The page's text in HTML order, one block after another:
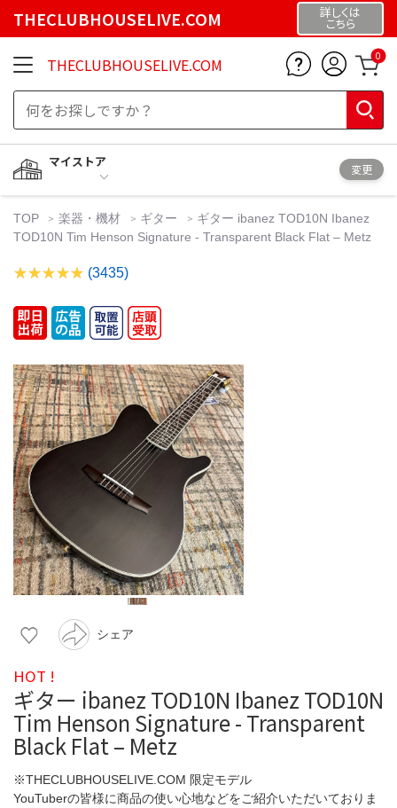
THECLUBHOUSELIVE.COM 詳しくは
こちら
THECLUBHOUSELIVE.COM 0
マイストア
変更
TOP 楽器・機材 ギター
ギター ibanez TOD10N Ibanez
TOD10N Tim Henson Signature - Transparent Black Flat – Metz
(3435)
シェア
HOT !
ギター ibanez TOD10N Ibanez TOD10N
Tim Henson Signature - Transparent
Black Flat – Metz
※THECLUBHOUSELIVE.COM 限定モデル
YouTuberの皆様に商品の使い心地などをご紹介いただいておりま